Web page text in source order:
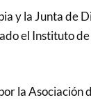
y la Junta de
el Instituto
la Asociación